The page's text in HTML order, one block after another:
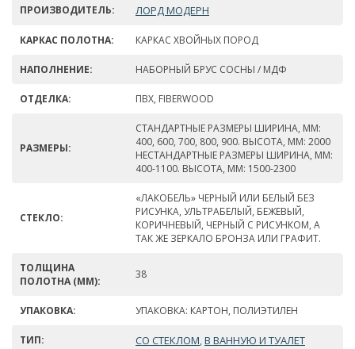
ПРОИЗВОДИТЕЛЬ: ЛОРД МОДЕРН
КАРКАС ПОЛОТНА: КАРКАС ХВОЙНЫХ ПОРОД
НАПОЛНЕНИЕ: НАБОРНЫЙ БРУС СОСНЫ / МДФ
ОТДЕЛКА: ПВХ, FIBERWOOD
РАЗМЕРЫ:
СТАНДАРТНЫЕ РАЗМЕРЫ ШИРИНА, ММ:
400, 600, 700, 800, 900. ВЫСОТА, ММ: 2000
НЕСТАНДАРТНЫЕ РАЗМЕРЫ ШИРИНА, ММ:
400-1100. ВЫСОТА, ММ: 1500-2300
СТЕКЛО:
«ЛАКОБЕЛЬ» ЧЕРНЫЙ ИЛИ БЕЛЫЙ БЕЗ
РИСУНКА, УЛЬТРАБЕЛЫЙ, БЕЖЕВЫЙ,
КОРИЧНЕВЫЙ, ЧЕРНЫЙ С РИСУНКОМ, А
ТАК ЖЕ ЗЕРКАЛО БРОНЗА ИЛИ ГРАФИТ.
ТОЛЩИНА
ПОЛОТНА (ММ):
38
УПАКОВКА: УПАКОВКА: КАРТОН, ПОЛИЭТИЛЕН
ТИП: СО СТЕКЛОМ, В ВАННУЮ И ТУАЛЕТ